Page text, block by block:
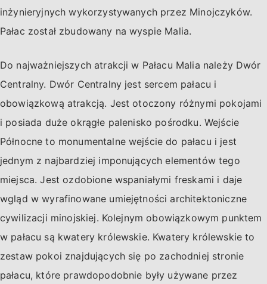
inżynieryjnych wykorzystywanych przez Minojczyków.
Pałac został zbudowany na wyspie Malia.
Do najważniejszych atrakcji w Pałacu Malia należy Dwór
Centralny. Dwór Centralny jest sercem pałacu i
obowiązkową atrakcją. Jest otoczony różnymi pokojami
i posiada duże okrągłe palenisko pośrodku. Wejście
Północne to monumentalne wejście do pałacu i jest
jednym z najbardziej imponujących elementów tego
miejsca. Jest ozdobione wspaniałymi freskami i daje
wgląd w wyrafinowane umiejętności architektoniczne
cywilizacji minojskiej. Kolejnym obowiązkowym punktem
w pałacu są kwatery królewskie. Kwatery królewskie to
zestaw pokoi znajdujących się po zachodniej stronie
pałacu, które prawdopodobnie były używane przez